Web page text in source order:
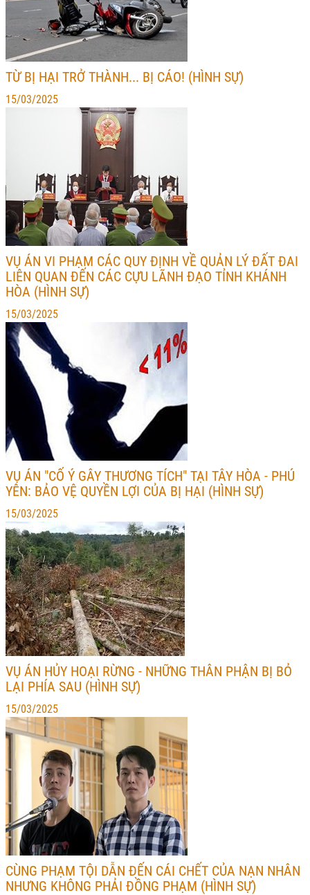
TỪ BỊ HẠI TRỞ THÀNH... BỊ CÁO! (HÌNH SỰ)
15/03/2025
VỤ ÁN VI PHẠM CÁC QUY ĐỊNH VỀ QUẢN LÝ ĐẤT ĐAI
LIÊN QUAN ĐẾN CÁC CỰU LÃNH ĐẠO TỈNH KHÁNH
HÒA (HÌNH SỰ)
15/03/2025
VỤ ÁN "CỐ Ý GÂY THƯƠNG TÍCH" TẠI TÂY HÒA - PHÚ
YÊN: BẢO VỆ QUYỀN LỢI CỦA BỊ HẠI (HÌNH SỰ)
15/03/2025
VỤ ÁN HỦY HOẠI RỪNG - NHỮNG THÂN PHẬN BỊ BỎ
LẠI PHÍA SAU (HÌNH SỰ)
15/03/2025
CÙNG PHẠM TỘI DẪN ĐẾN CÁI CHẾT CỦA NẠN NHÂN
NHƯNG KHÔNG PHẢI ĐỒNG PHẠM (HÌNH SỰ)